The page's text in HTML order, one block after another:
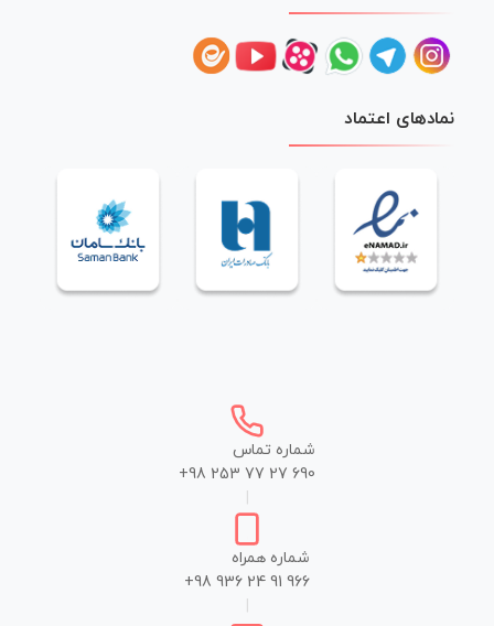
نمادهای اعتماد
شماره تماس
+98 253 77 27 690
شماره همراه
+98 936 24 91 966